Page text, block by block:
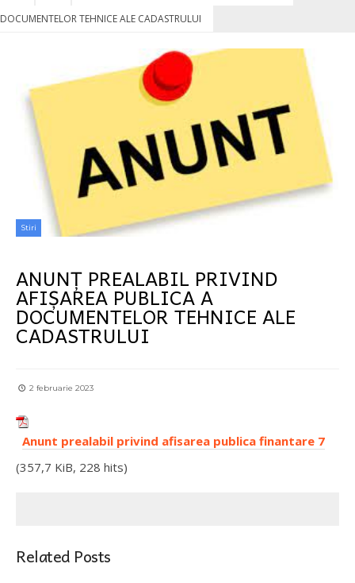
DOCUMENTELOR TEHNICE ALE CADASTRULUI
Stiri
ANUNȚ PREALABIL PRIVIND
AFIȘAREA PUBLICA A
DOCUMENTELOR TEHNICE ALE
CADASTRULUI
2 februarie 2023
Anunt prealabil privind afisarea publica finantare 7
(357,7 KiB, 228 hits)
Related Posts